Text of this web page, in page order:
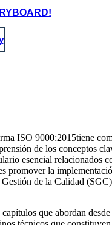
ISO 9000:2015tiene
de los conceptos
esencial relacionados
promover la
de la Calidad
que abordan